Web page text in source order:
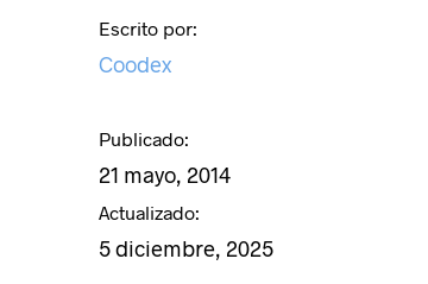
Escrito por:
Coodex
Publicado:
21 mayo, 2014
Actualizado:
5 diciembre, 2025